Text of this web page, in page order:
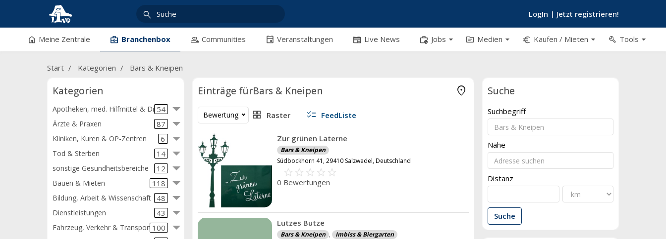
LogIn | Jetzt registrieren!
search
home Meine Zentrale business_center Branchenbox group Communities event Veranstaltungen newspaper Live News arrow_drop_down
work_history Jobs arrow_drop_down
topic Medien arrow_drop_down
euro_symbol Kaufen / Mieten arrow_drop_down
build Tools
Start Kategorien Bars & Kneipen
Kategorien
Apotheken, med. Hilfmittel & Diät54
Ärzte & Praxen 87
Kliniken, Kuren & OP-Zentren 6
Tod & Sterben 14
sonstige Gesundheitsbereiche 12
Bauen & Mieten 118
Bildung, Arbeit & Wissenschaft 48
Dienstleistungen 43
Fahrzeug, Verkehr & Transport 100
Suche
Suchbegriff
Nähe
Distanz
Einträge fürBars & Kneipen place
Bewertung grid_view Raster checklist FeedListe
Zur grünen Laterne
Bars & Kneipen
Südbockhorn 41, 29410 Salzwedel, Deutschland
star_border star_border star_border star_border star_border
star star star star star
0 Bewertungen
Lutzes Butze
Bars & Kneipen ,
Imbiss & Biergarten